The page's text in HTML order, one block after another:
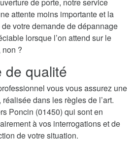
attente moins importante et la
votre demande de dépannage
lorsque l’on attend sur le
?
de qualité
vous vous assurez une
dans les règles de l’art.
Poncin (01450) qui sont en
à vos interrogations et de
de votre situation.